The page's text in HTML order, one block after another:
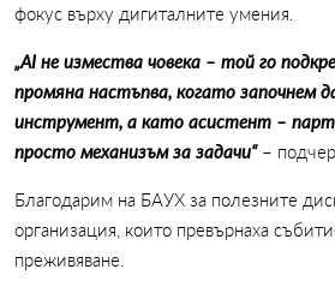
фокус върху дигиталните умения.
„AI не измества човека – той го
промяна настъпва, когато започнем
инструмент, а като асистент –
просто механизъм за задачи“–
Благодарим на БАУХ за полезните
организация, които превърнаха
преживяване.